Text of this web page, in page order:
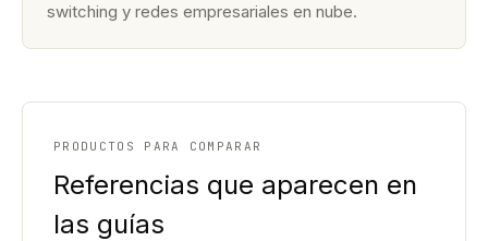
switching y redes empresariales en nube.
PRODUCTOS PARA COMPARAR
Referencias que aparecen en
las guías